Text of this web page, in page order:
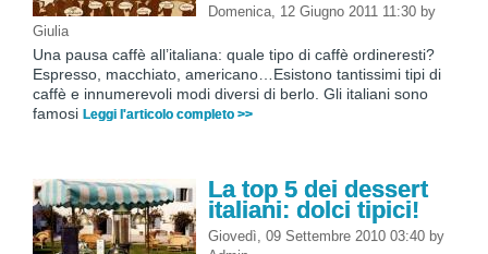
Domenica, 12 Giugno 2011 11:30 by
Giulia
Una pausa caffè all’italiana: quale tipo di caffè ordineresti?
Espresso, macchiato, americano…Esistono tantissimi tipi di
caffè e innumerevoli modi diversi di berlo. Gli italiani sono
famosi Leggi l'articolo completo >>
La top 5 dei dessert
italiani: dolci tipici!
Giovedì, 09 Settembre 2010 03:40 by